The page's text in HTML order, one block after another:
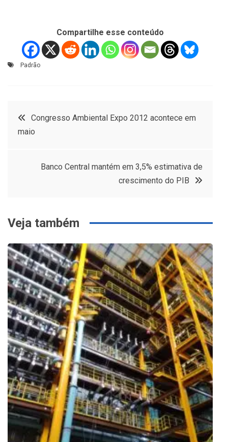
Compartilhe esse conteúdo
Padrão
Navegação
Congresso Ambiental Expo 2012 acontece em
maio
Banco Central mantém em 3,5% estimativa de
crescimento do PIB
Veja também